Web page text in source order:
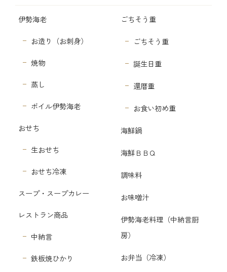
伊勢海老
お造り（お刺身）
焼物
蒸し
ボイル伊勢海老
おせち
生おせち
おせち冷凍
スープ・スープカレー
レストラン商品
中納言
鉄板焼ひかり
ごちそう重
ごちそう重
誕生日重
還暦重
お食い初め重
海鮮鍋
海鮮ＢＢＱ
調味料
お味噌汁
伊勢海老料理（中納言厨
房）
お弁当（冷凍）